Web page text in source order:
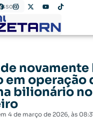
novamente
em operação
bilionário
4 de março de 2026, às